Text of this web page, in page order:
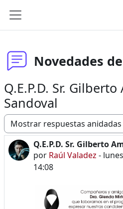
Pánel lateral
Novedades
Q.E.P.D. Sr.
Sandoval
Modo de visualización
Q.E.P.D. Sr. Gilberto
por Raúl Valadez -
14:08
Número de respuestas: